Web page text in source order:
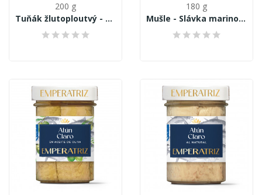
200 g
Tuňák žlutoploutvý - Thunnus Albacares, filety...
180 g
Mušle - Slávka marinovaná 180g